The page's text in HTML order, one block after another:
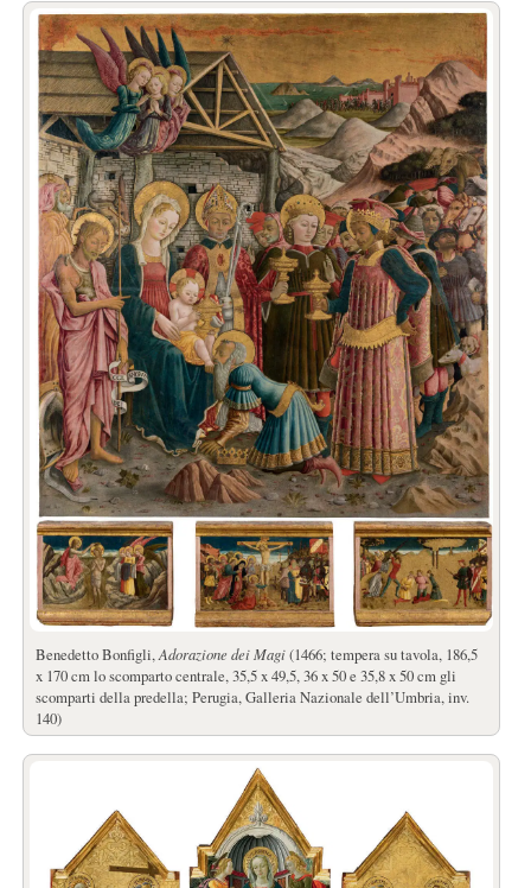
Benedetto Bonfigli,Adorazione dei Magi(1466; tempera su tavola, 186,5
x 170 cm lo scomparto centrale, 35,5 x 49,5, 36 x 50 e 35,8 x 50 cm gli
scomparti della predella; Perugia, Galleria Nazionale dell’Umbria, inv.
140)